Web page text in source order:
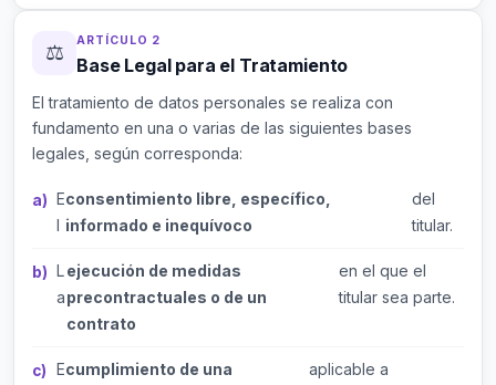
⚖️ ARTÍCULO 2
Base Legal para el Tratamiento
El tratamiento de datos personales se realiza con
fundamento en una o varias de las siguientes bases
legales, según corresponda:
E
l
consentimiento libre, específico,
informado e inequívoco
del
titular.
L
a
ejecución de medidas
precontractuales o de un
contrato
en el que el
titular sea parte.
Ecumplimiento de una
aplicable a